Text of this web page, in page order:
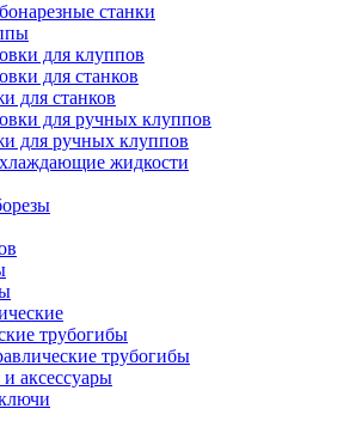
станки
для клуппов
для станков
для станков
для ручных клуппов
для ручных клуппов
жидкости
трубогибы
трубогибы
аксессуары